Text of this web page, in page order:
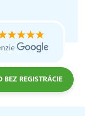
REGISTRÁCIE